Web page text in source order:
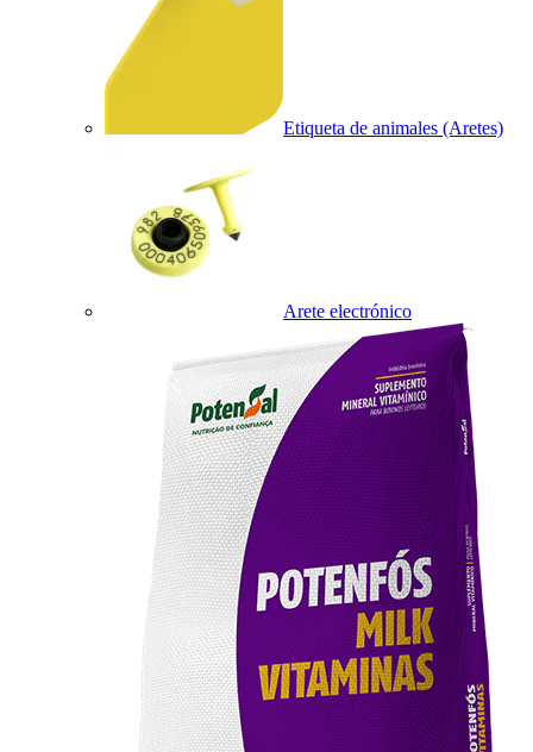
Etiqueta de animales (Aretes)
Arete electrónico